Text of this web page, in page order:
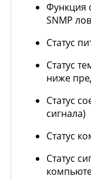
Функция
SNMP
Статус
Статус
ниже
Статус
сигнала)
Статус
Статус